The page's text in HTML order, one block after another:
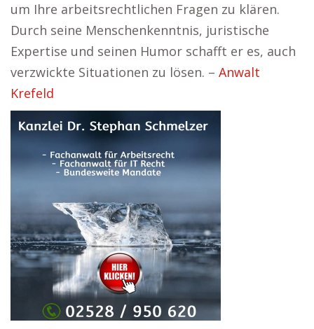
um Ihre arbeitsrechtlichen Fragen zu klären.
Durch seine Menschenkenntnis, juristische
Expertise und seinen Humor schafft er es, auch
verzwickte Situationen zu lösen. – Anwalt
Krefeld